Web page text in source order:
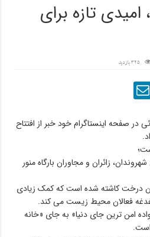
امیدی تازه برای
325 بازدید
کلائی در صفحه اینستاگرام خود خبر از افتتاح
زائران و مجاوران بارگاه منور
درخت کاشته شده است که کمک زیادی
فعالان محیط زیست می کند.
امن ترین جای دنیا» به جای «خانه
است.